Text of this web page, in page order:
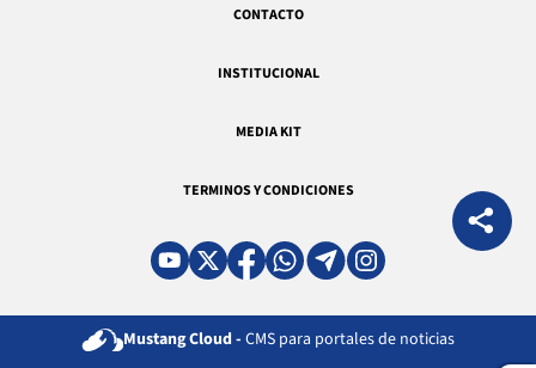
CONTACTO
INSTITUCIONAL
MEDIA KIT
TERMINOS Y CONDICIONES
Mustang Cloud - CMS para portales de noticias